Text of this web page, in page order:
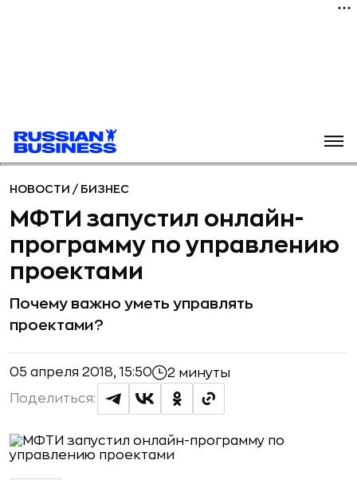
НОВОСТИ / БИЗНЕС
МФТИ запустил онлайн-
программу по управлению
проектами
Почему важно уметь управлять
проектами?
05 апреля 2018, 15:50 2 минуты
Поделиться: